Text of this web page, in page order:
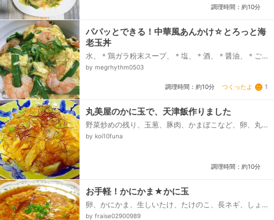
調理時間：約10分
パパッとできる！中華風あんかけ☆とろっと海
老玉丼
水、＊鶏ガラ粉末スープ、＊塩、＊酒、＊醤油、＊ご
ま油、＊オイスターソース、○片栗粉、○水、卵、ニ
by megrhythm0503
調理時間：約10分 つくったよ 1
丸美屋のかに玉で、天津飯作りました
野菜炒めの残り、玉葱、豚肉、かまぼこなど、卵、丸
美屋のかに玉、鷹の爪の糸切り、塩、コショー、水
by koi10funa
調理時間：約10分
お手軽！かにかま★かに玉
卵、かにかま、生しいたけ、たけのこ、長ネギ、しょ
うが、●水、●鶏がらスープ、●醤油、●みりん、●ご
by fraise02900989